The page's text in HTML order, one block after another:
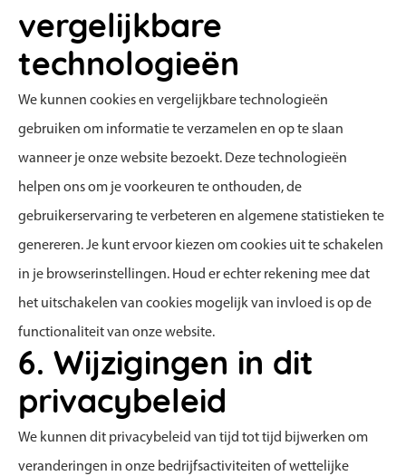
vergelijkbare
technologieën
We kunnen cookies en vergelijkbare technologieën
gebruiken om informatie te verzamelen en op te slaan
wanneer je onze website bezoekt. Deze technologieën
helpen ons om je voorkeuren te onthouden, de
gebruikerservaring te verbeteren en algemene statistieken te
genereren. Je kunt ervoor kiezen om cookies uit te schakelen
in je browserinstellingen. Houd er echter rekening mee dat
het uitschakelen van cookies mogelijk van invloed is op de
functionaliteit van onze website.
6. Wijzigingen in dit
privacybeleid
We kunnen dit privacybeleid van tijd tot tijd bijwerken om
veranderingen in onze bedrijfsactiviteiten of wettelijke